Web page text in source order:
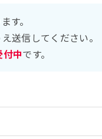
す。
送信してください。
中です。